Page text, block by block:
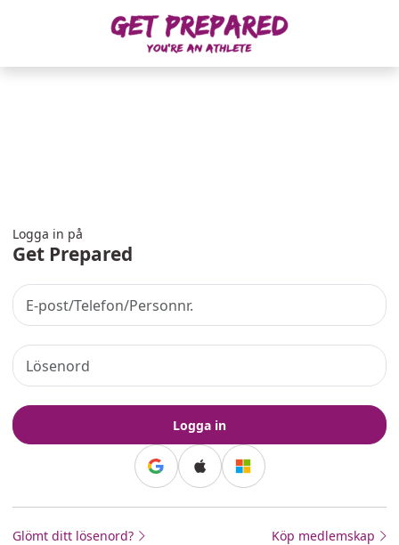
Logga in på
Get Prepared
Logga in
Continue with Google
Continue with Apple
Continue with Apple
Continue with Microsoft
Glömt ditt lösenord? Köp medlemskap